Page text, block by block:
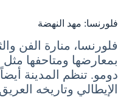
فلورنسا: مهد النهضة
فلورنسا، منارة الفن
بمعارضها ومتاحفها
دومو. تنظم المدينة
الإيطالي وتاريخه